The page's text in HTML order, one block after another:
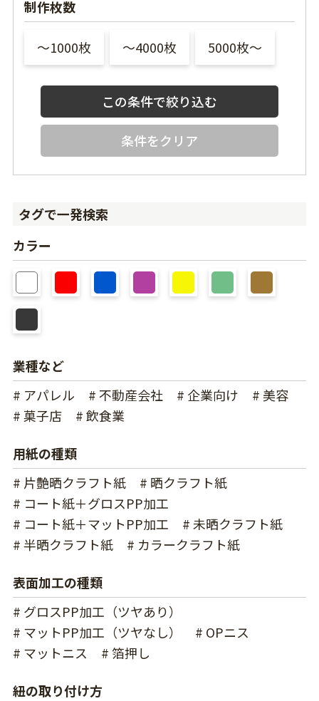
制作枚数
〜1000枚 〜4000枚 5000枚〜
条件をクリア
タグで一発検索
カラー
業種など
# アパレル
# 不動産会社 # 企業向け
# 美容
# 菓子店
# 飲食業
用紙の種類
# 片艶晒クラフト紙
# 晒クラフト紙
# コート紙＋グロスPP加工
# コート紙＋マットPP加工
# 未晒クラフト紙
# 半晒クラフト紙
# カラークラフト紙
表面加工の種類
# グロスPP加工（ツヤあり）
# マットPP加工（ツヤなし）
# OPニス
# マットニス
# 箔押し
紐の取り付け方